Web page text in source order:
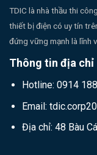
TDIC là nhà thầu thi
thiết bị điện có uy tín
đứng vững mạnh là lĩnh
Thông tin địa chỉ
Hotline: 0914
Email:
Địa chỉ: 48 Bàu